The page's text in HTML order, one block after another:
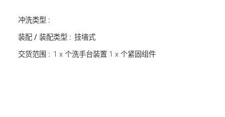
冲洗类型 :
装配 / 装配类型 : 挂墙式
交货范围 : 1 x 个洗手台装置 1 x 个紧固组件